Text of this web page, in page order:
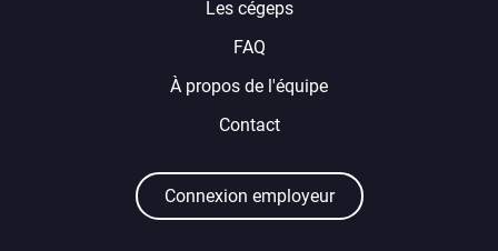
Les cégeps
FAQ
À propos de l'équipe
Contact
Connexion employeur